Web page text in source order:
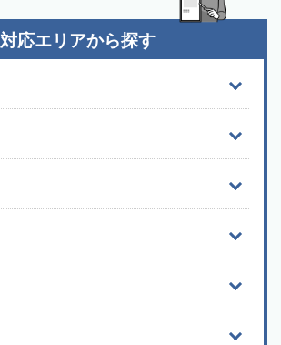
対応エリアから探す